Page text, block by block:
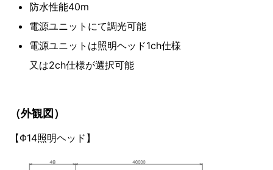
防水性能40m
電源ユニットにて調光可能
電源ユニットは照明ヘッド1ch仕様
又は2ch仕様が選択可能
（外観図）
【Φ14照明ヘッド】